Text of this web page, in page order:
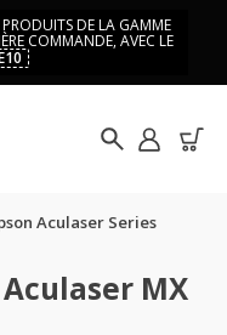
PRODUITS DE LA GAMME
COMMANDE, AVEC LE
Aculaser Series
MX